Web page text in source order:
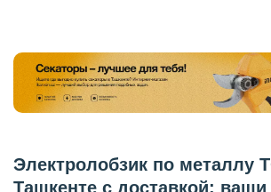
Электролобзик по металлу
Ташкенте с доставкой: ваши